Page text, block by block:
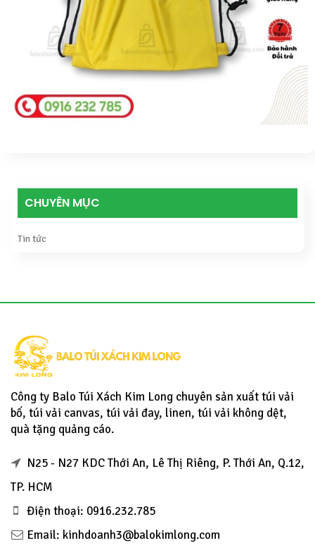
CHUYÊN MỤC
Tin tức
Công ty Balo Túi Xách Kim Long chuyên sản xuất túi vải
bố, túi vải canvas, túi vải đay, linen, túi vải không dệt,
quà tặng quảng cáo.
N25 - N27 KDC Thới An, Lê Thị Riêng, P. Thới An, Q.12,
TP. HCM
Điện thoại: 0916.232.785
Email: kinhdoanh3@balokimlong.com